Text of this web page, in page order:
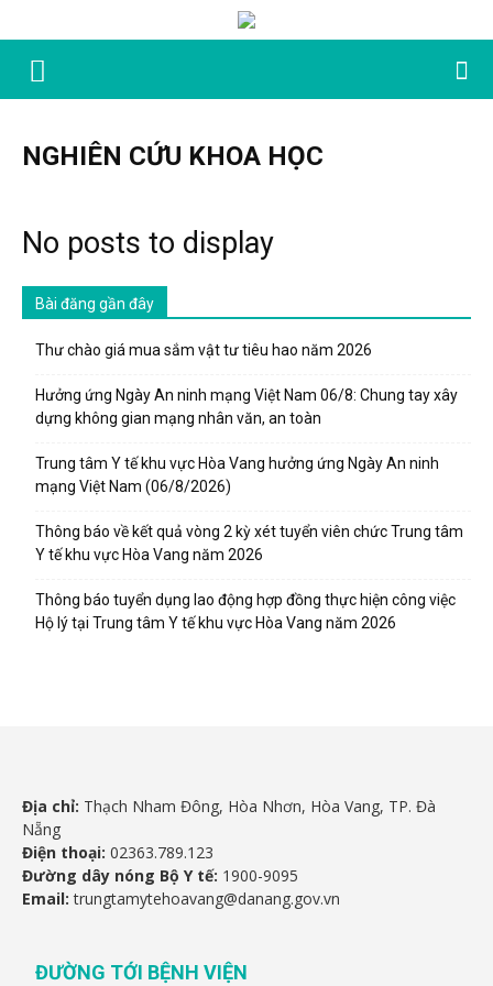
NGHIÊN CỨU KHOA HỌC
No posts to display
Bài đăng gần đây
Thư chào giá mua sắm vật tư tiêu hao năm 2026
Hưởng ứng Ngày An ninh mạng Việt Nam 06/8: Chung tay xây
dựng không gian mạng nhân văn, an toàn
Trung tâm Y tế khu vực Hòa Vang hưởng ứng Ngày An ninh
mạng Việt Nam (06/8/2026)
Thông báo về kết quả vòng 2 kỳ xét tuyển viên chức Trung tâm
Y tế khu vực Hòa Vang năm 2026
Thông báo tuyển dụng lao động hợp đồng thực hiện công việc
Hộ lý tại Trung tâm Y tế khu vực Hòa Vang năm 2026
Địa chỉ: Thạch Nham Đông, Hòa Nhơn, Hòa Vang, TP. Đà
Nẵng
Điện thoại: 02363.789.123
Đường dây nóng Bộ Y tế: 1900-9095
Email: trungtamytehoavang@danang.gov.vn
ĐƯỜNG TỚI BỆNH VIỆN